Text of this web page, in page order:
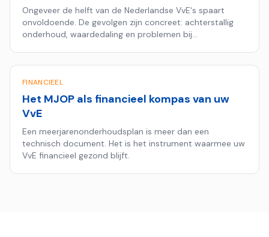
Ongeveer de helft van de Nederlandse VvE's spaart
onvoldoende. De gevolgen zijn concreet: achterstallig
onderhoud, waardedaling en problemen bij
FINANCIEEL
Het MJOP als financieel kompas van uw
VvE
Een meerjarenonderhoudsplan is meer dan een
technisch document. Het is het instrument waarmee uw
VvE financieel gezond blijft.